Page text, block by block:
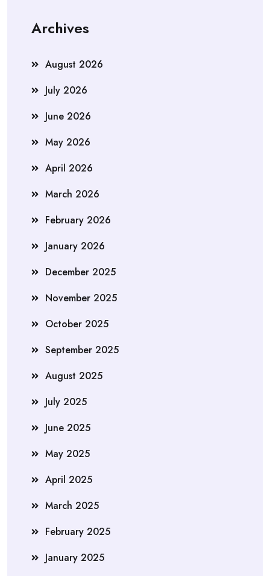
Archives
August 2026
July 2026
June 2026
May 2026
April 2026
March 2026
February 2026
January 2026
December 2025
November 2025
October 2025
September 2025
August 2025
July 2025
June 2025
May 2025
April 2025
March 2025
February 2025
January 2025